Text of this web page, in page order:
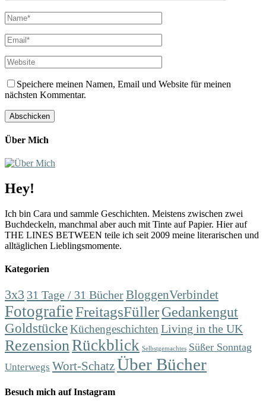
Speichere meinen Namen, Email und Website für meinen
nächsten Kommentar.
Über Mich
Hey!
Ich bin Cara und sammle Geschichten. Meistens zwischen zwei
Buchdeckeln, manchmal aber auch mit Tinte auf Papier. Hier auf
THE LINES BETWEEN teile ich seit 2009 meine literarischen und
alltäglichen Lieblingsmomente.
Kategorien
3x3 31 Tage / 31 BücherBloggenVerbindet
FotografieFreitagsFüllerGedankengut
GoldstückeKüchengeschichten Living in the UK
RezensionRückblick Selbstgemachtes Süßer Sonntag
Unterwegs Wort-SchatzÜber Bücher
Besuch mich auf Instagram